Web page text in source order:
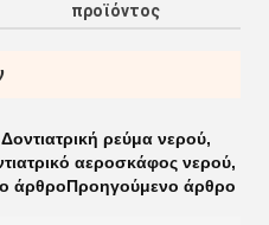
προϊόντος
Δοντιατρική ρεύμα νερού,
αεροσκάφος νερού,
άρθροΠροηγούμενο άρθρο